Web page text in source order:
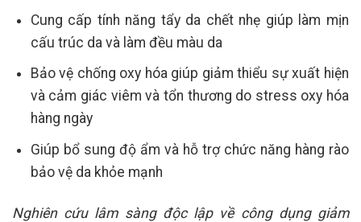
Cung cấp tính năng tẩy da chết nhẹ giúp làm mịn
cấu trúc da và làm đều màu da
Bảo vệ chống oxy hóa giúp giảm thiểu sự xuất hiện
và cảm giác viêm và tổn thương do stress oxy hóa
hàng ngày
Giúp bổ sung độ ẩm và hỗ trợ chức năng hàng rào
bảo vệ da khỏe mạnh
Nghiên cứu lâm sàng độc lập về công dụng giảm